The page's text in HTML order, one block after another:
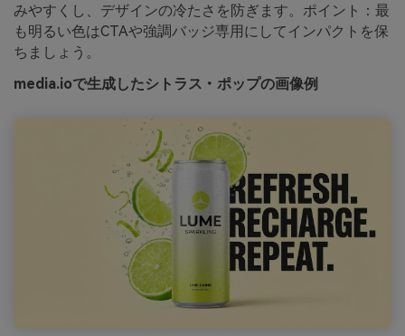
みやすくし、デザインの冷たさを防ぎます。ポイント：最
も明るい色はCTAや強調バッジ専用にしてインパクトを保
ちましょう。
media.ioで生成したシトラス・ポップの画像例